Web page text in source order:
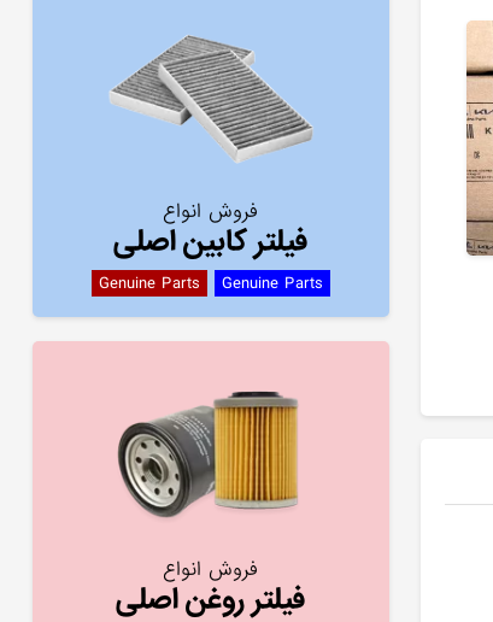
فروش انواع
فیلتر کابین اصلی
Genuine Parts Genuine Parts
فروش انواع
فیلتر روغن اصلی